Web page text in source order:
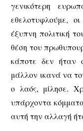
γενικότερη
εθελοτυφλούμε,
έξυπνη πολιτική
θέση του
κάποτε δεν ήταν
μάλλον ικανά να
ο λαός, μίλησε.
υπάρχοντα
αυτή την αλλαγή